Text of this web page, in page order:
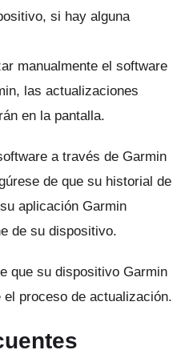
si hay alguna
manualmente el software
las actualizaciones
en la pantalla.
a través de Garmin
de que su historial de
aplicación Garmin
de su dispositivo.
que su dispositivo Garmin
proceso de actualización.